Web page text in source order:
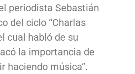
periodista Sebastián
del ciclo “Charlas
cual habló de su
la importancia de
haciendo música”.